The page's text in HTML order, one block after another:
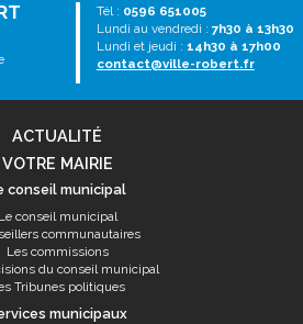
Tél : 0596 651005
Lundi au vendredi : 7h30 à 13h30
Lundi et jeudi : 14h30 à 17h00
contact@ville-robert.fr
ACTUALITÉ
VOTRE MAIRIE
conseil municipal
Le conseil municipal
communautaires
Les commissions
du conseil municipal
Tribunes politiques
municipaux